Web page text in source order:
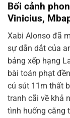
Bối cảnh
Vinicius,
Xabi Alonso đã
sự dẫn dắt của
bảng xếp hạng
bài toán phạt
cú sút 11m thất
tranh cãi về khả
tình huống căng